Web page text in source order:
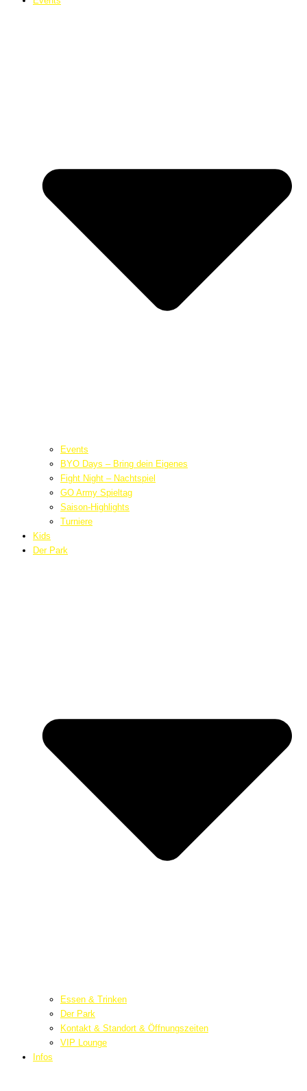
Events
BYO Days – Bring dein Eigenes
Fight Night – Nachtspiel
GO Army Spieltag
Saison-Highlights
Turniere
Kids
Der Park
Essen & Trinken
Der Park
Kontakt & Standort & Öffnungszeiten
VIP Lounge
Infos